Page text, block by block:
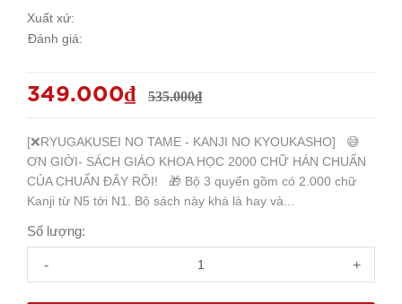
Xuất xứ:
Đánh giá:
349.000₫ 535.000₫
[❌RYUGAKUSEI NO TAME - KANJI NO KYOUKASHO] 😅
ƠN GIỜI- SÁCH GIÁO KHOA HỌC 2000 CHỮ HÁN CHUẨN
CỦA CHUẨN ĐÂY RỒI! 🎁 Bộ 3 quyển gồm có 2.000 chữ
Kanji từ N5 tới N1. Bộ sách này khá là hay và...
Số lượng:
- +